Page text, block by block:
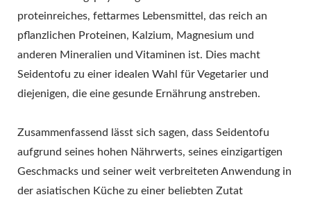
proteinreiches, fettarmes Lebensmittel, das reich an
pflanzlichen Proteinen, Kalzium, Magnesium und
anderen Mineralien und Vitaminen ist. Dies macht
Seidentofu zu einer idealen Wahl für Vegetarier und
diejenigen, die eine gesunde Ernährung anstreben.
Zusammenfassend lässt sich sagen, dass Seidentofu
aufgrund seines hohen Nährwerts, seines einzigartigen
Geschmacks und seiner weit verbreiteten Anwendung in
der asiatischen Küche zu einer beliebten Zutat